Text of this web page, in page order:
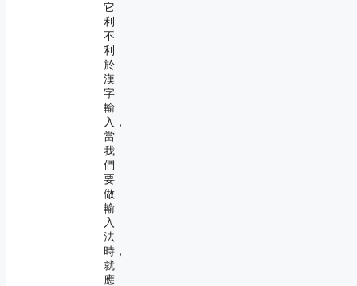
它
利
不
利
於
漢
字
輸
入，
當
我
們
要
做
輸
入
法
時，
就
應